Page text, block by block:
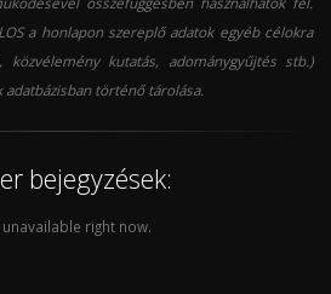
a honlapon szereplő adatok egyéb célokra
kutatás, adománygyűjtés stb.)
történő tárolása.
bejegyzések:
right now.